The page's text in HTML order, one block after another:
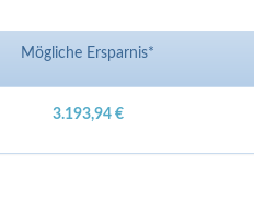
Mögliche Ersparnis*
3.193,94 €